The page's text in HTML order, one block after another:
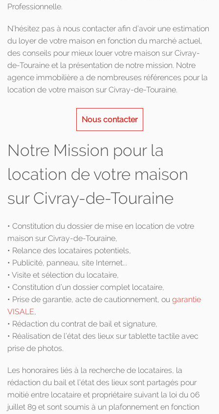
Professionnelle.
N’hésitez pas à nous contacter afin d’avoir une estimation
du loyer de votre maison en fonction du marché actuel,
des conseils pour mieux louer votre maison sur Civray-
de-Touraine et la présentation de notre mission. Notre
agence immobilière a de nombreuses références pour la
location de votre maison sur Civray-de-Touraine.
Nous contacter
Notre Mission pour la
location de votre maison
sur Civray-de-Touraine
• Constitution du dossier de mise en location de votre
maison sur Civray-de-Touraine,
• Relance des locataires potentiels,
• Publicité, panneau, site Internet...
• Visite et sélection du locataire,
• Constitution d’un dossier complet locataire,
• Prise de garantie, acte de cautionnement, ou garantie
VISALE,
• Rédaction du contrat de bail et signature,
• Réalisation de l’état des lieux sur tablette tactile avec
prise de photos.
Les honoraires liés à la recherche de locataires, la
rédaction du bail et l’état des lieux sont partagés pour
moitié entre locataire et propriétaire suivant la loi du 06
juillet 89 et sont soumis à un plafonnement en fonction